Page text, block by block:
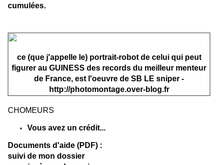
cumulées.
ce (que j'appelle le) portrait-robot de celui qui peut
figurer au GUINESS des records du meilleur menteur
de France, est l'oeuvre de SB LE sniper -
http://photomontage.over-blog.fr
CHOMEURS
Vous avez un crédit...
Documents d'aide (PDF) :
suivi de mon dossier